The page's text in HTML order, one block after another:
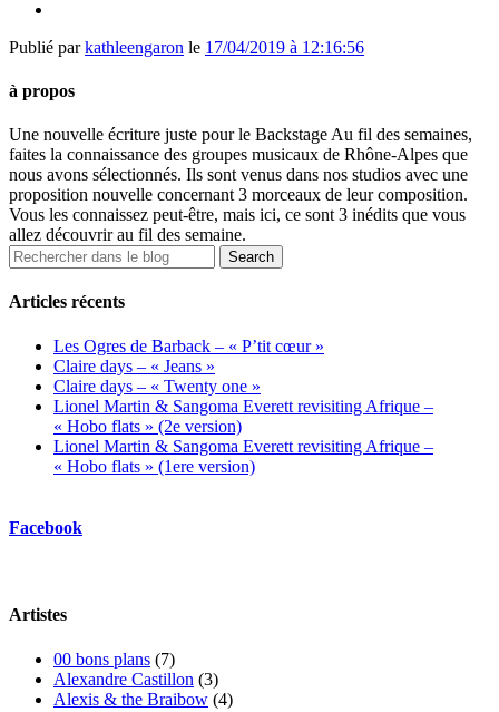
Publié parkathleengaron le 17/04/2019 à 12:16:56
à propos
Une nouvelle écriture juste pour le Backstage Au fil des semaines,
faites la connaissance des groupes musicaux de Rhône-Alpes que
nous avons sélectionnés. Ils sont venus dans nos studios avec une
proposition nouvelle concernant 3 morceaux de leur composition.
Vous les connaissez peut-être, mais ici, ce sont 3 inédits que vous
allez découvrir au fil des semaine.
Articles récents
Les Ogres de Barback – « P’tit cœur »
Claire days – « Jeans »
Claire days – « Twenty one »
Lionel Martin & Sangoma Everett revisiting Afrique –
« Hobo flats » (2e version)
Lionel Martin & Sangoma Everett revisiting Afrique –
« Hobo flats » (1ere version)
Facebook
Artistes
00 bons plans (7)
Alexandre Castillon (3)
Alexis & the Braibow (4)